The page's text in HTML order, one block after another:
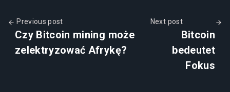
Previous post
Czy Bitcoin mining może
zelektryzować Afrykę?
Next post
Bitcoin
bedeutet
Fokus